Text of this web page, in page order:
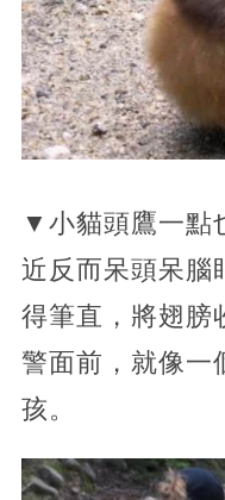
▼小貓頭鷹一點
近反而呆頭呆腦
得筆直，將翅膀
警面前，就像一
孩。